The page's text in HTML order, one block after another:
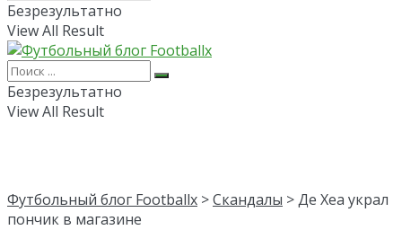
Безрезультатно
View All Result
Безрезультатно
View All Result
Футбольный блог Footballx >Скандалы > Де Хеа украл
пончик в магазине